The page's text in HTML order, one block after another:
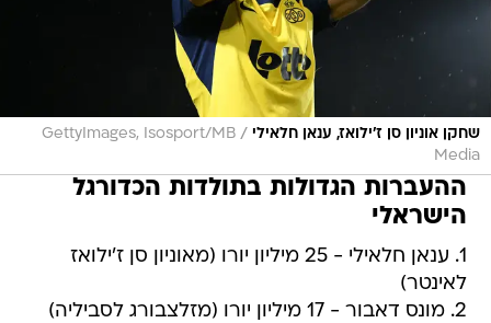
שחקן אוניון סן ז'ילואז, ענאן חלאילי /
GettyImages, Isosport/MB
Media
ההעברות הגדולות בתולדות הכדורגל
הישראלי
1. ענאן חלאילי - 25 מיליון יורו (מאוניון סן ז'ילואז
לאינטר)
2. מונס דאבור - 17 מיליון יורו (מזלצבורג לסביליה)